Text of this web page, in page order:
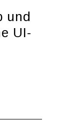
und
UI-